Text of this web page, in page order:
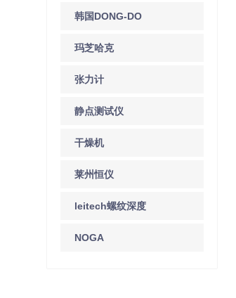
韩国DONG-DO
玛芝哈克
张力计
静点测试仪
干燥机
莱州恒仪
leitech螺纹深度
规
NOGA